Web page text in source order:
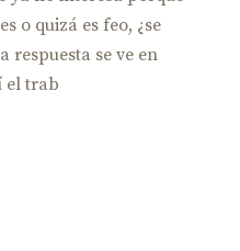
o quizá es feo, ¿se
respuesta se ve en
el trab